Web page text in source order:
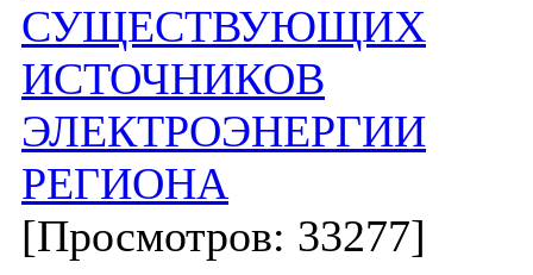
СУЩЕСТВУЮЩИХ
ИСТОЧНИКОВ
ЭЛЕКТРОЭНЕРГИИ
РЕГИОНА
[Просмотров: 33277]